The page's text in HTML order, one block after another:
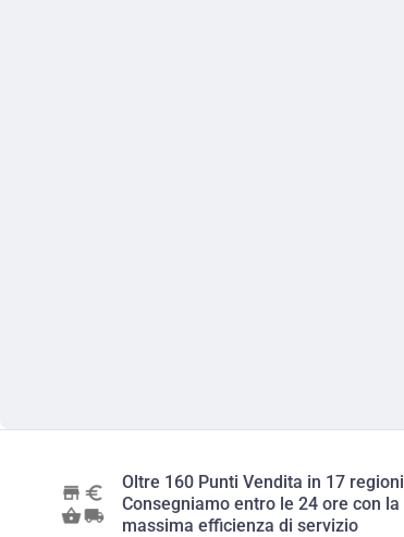
Oltre 160 Punti Vendita in 17 regioni
Consegniamo entro le 24 ore con la
massima efficienza di servizio